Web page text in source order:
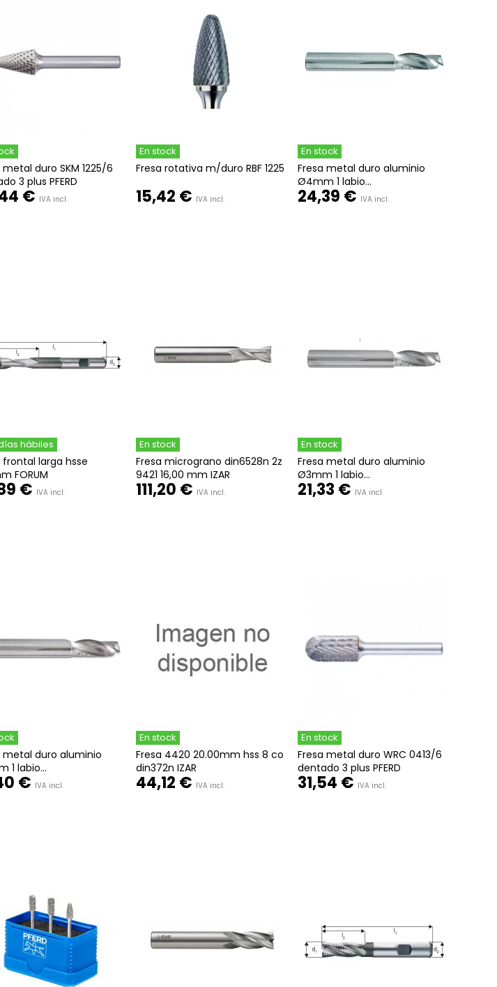
metal duro SKM 1225/6
3 plus PFERD
€ IVA incl.
En stock
Fresa rotativa m/duro RBF 1225
15,42 € IVA incl.
En stock
Fresa metal duro aluminio
Ø4mm 1 labio...
24,39 € IVA incl.
hábiles
frontal larga hsse
FORUM
€ IVA incl.
En stock
Fresa micrograno din6528n 2z
9421 16,00 mm IZAR
111,20 € IVA incl.
En stock
Fresa metal duro aluminio
Ø3mm 1 labio...
21,33 € IVA incl.
metal duro aluminio
1 labio...
€ IVA incl.
En stock
Fresa 4420 20.00mm hss 8 co
din372n IZAR
44,12 € IVA incl.
En stock
Fresa metal duro WRC 0413/6
dentado 3 plus PFERD
31,54 € IVA incl.